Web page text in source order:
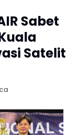
Sabet
Satelit